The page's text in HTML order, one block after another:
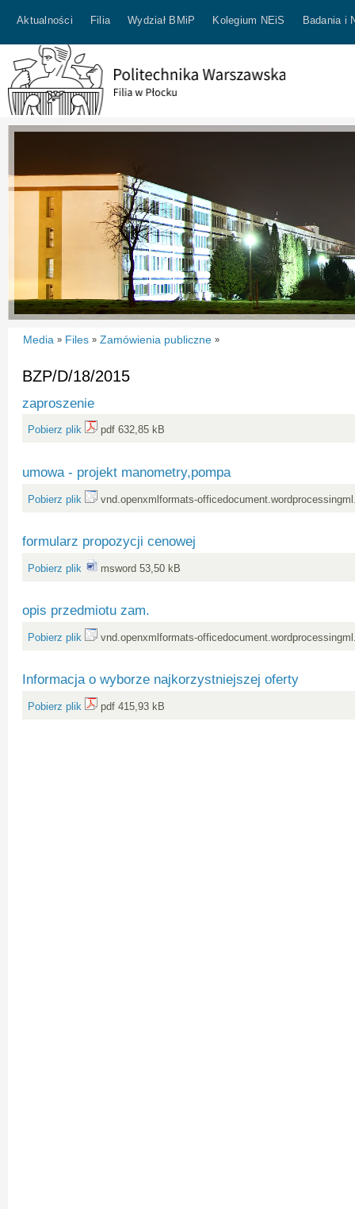
Aktualności Filia Wydział BMiP Kolegium NEiS Badania i
Media » Files » Zamówienia publiczne »
BZP/D/18/2015
zaproszenie
Pobierz plik pdf 632,85 kB
umowa - projekt manometry,pompa
Pobierz plik vnd.openxmlformats-
formularz propozycji cenowej
Pobierz plik msword 53,50 kB
opis przedmiotu zam.
Pobierz plik vnd.openxmlformats-
Informacja o wyborze najkorzystniejszej oferty
Pobierz plik pdf 415,93 kB